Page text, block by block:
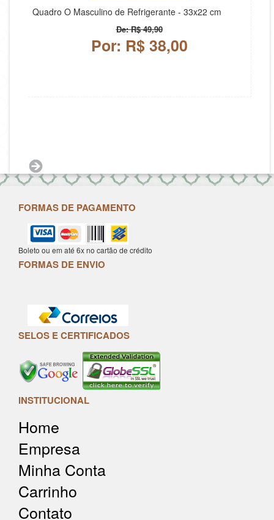
Quadro O Masculino de Refrigerante - 33x22 cm
De: R$ 49,90
Por: R$ 38,00
FORMAS DE PAGAMENTO
Boleto ou em até 6x no cartão de crédito
FORMAS DE ENVIO
SELOS E CERTIFICADOS
INSTITUCIONAL
Home
Empresa
Minha Conta
Carrinho
Contato